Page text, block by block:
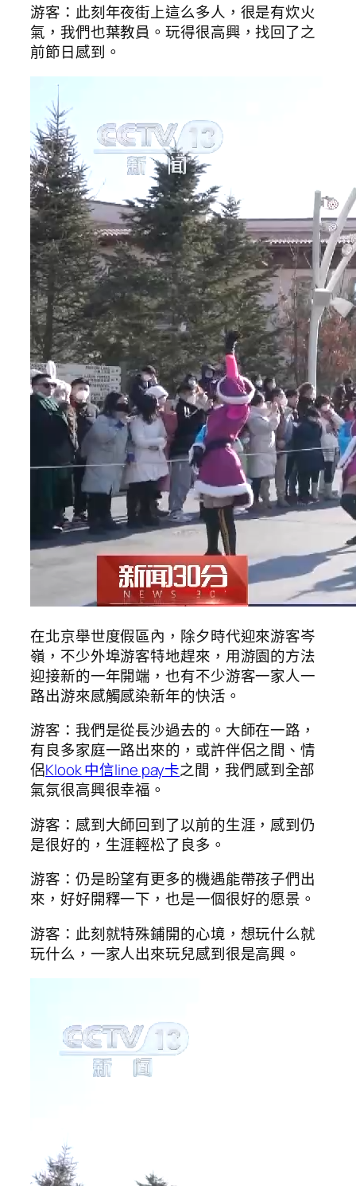
游客：此刻年夜街上這么多人，很是有炊火
氣，我們也葉教員。玩得很高興，找回了之
前節日感到。
在北京舉世度假區內，除夕時代迎來游客岑
嶺，不少外埠游客特地趕來，用游園的方法
迎接新的一年開端，也有不少游客一家人一
路出游來感觸感染新年的快活。
游客：我們是從長沙過去的。大師在一路，
有良多家庭一路出來的，或許伴侶之間、情
侶Klook 中信line pay卡之間，我們感到全部
氣氛很高興很幸福。
游客：感到大師回到了以前的生涯，感到仍
是很好的，生涯輕松了良多。
游客：仍是盼望有更多的機遇能帶孩子們出
來，好好開釋一下，也是一個很好的愿景。
游客：此刻就特殊鋪開的心境，想玩什么就
玩什么，一家人出來玩兒感到很是高興。